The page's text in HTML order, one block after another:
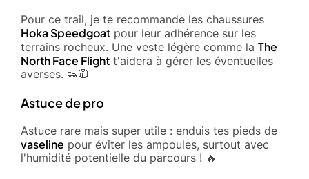
Pour ce trail, je te recommande les chaussures
Hoka Speedgoat pour leur adhérence sur les
terrains rocheux. Une veste légère comme la The
North Face Flight t'aidera à gérer les éventuelles
averses. 👟🧥
Astuce de pro
Astuce rare mais super utile : enduis tes pieds de
vaseline pour éviter les ampoules, surtout avec
l'humidité potentielle du parcours ! 🔥